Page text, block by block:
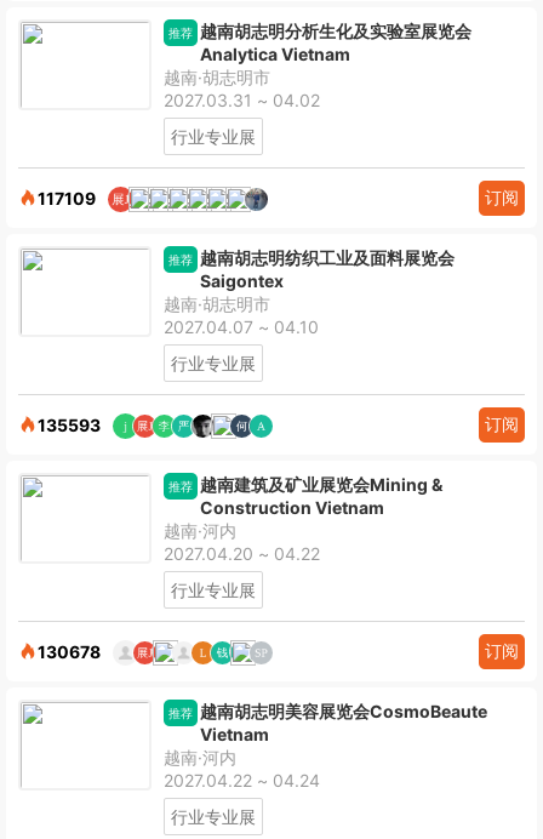
推荐 越南胡志明分析生化及实验室展览会
Analytica Vietnam
越南·胡志明市
2027.03.31 ~ 04.02
行业专业展
117109 订阅
推荐 越南胡志明纺织工业及面料展览会
Saigontex
越南·胡志明市
2027.04.07 ~ 04.10
行业专业展
135593 订阅
推荐 越南建筑及矿业展览会Mining &
Construction Vietnam
越南·河内
2027.04.20 ~ 04.22
行业专业展
130678 订阅
推荐 越南胡志明美容展览会CosmoBeaute
Vietnam
越南·河内
2027.04.22 ~ 04.24
行业专业展